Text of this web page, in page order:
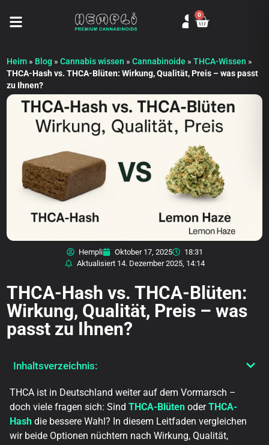
Seitenmenü öffnen
0
Heim » Blog »Cannabis wissen »Cannabinoide »THCA-Wissen »
THCA-Hash vs. THCA-Blüten: Wirkung, Qualität, Preis – was passt
zu Ihnen?
Hempli Oktober 17, 2025
18:31
Aktualisiert 14. Dezember 2025, 14:14
THCA-Hash vs. THCA-Blüten:
Wirkung, Qualität, Preis – was
passt zu Ihnen?
Inhaltsverzeichnis:
THCA ist in Deutschland weiter auf dem Vormarsch –
doch viele fragen sich: SindTHCA-Blüten oderTHCA-
Hash die bessere Wahl? In diesem Leitfaden vergleichen
wir beide Optionen nüchtern nach Wirkung, Qualität,